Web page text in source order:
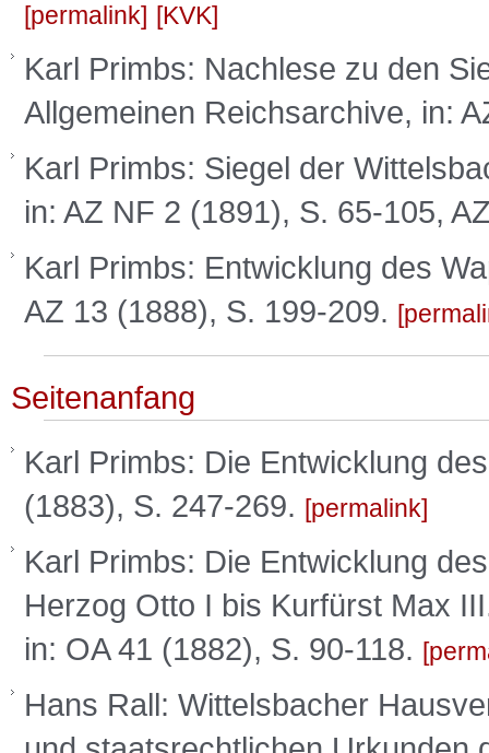
permalink KVK
Karl Primbs: Nachlese zu den
Allgemeinen Reichsarchive, in:
Karl Primbs: Siegel der
in: AZ NF 2 (1891), S. 65-105,
Karl Primbs: Entwicklung des
AZ 13 (1888), S. 199-209.
Seitenanfang
Karl Primbs: Die Entwicklung
(1883), S. 247-269.
permalink
Karl Primbs: Die Entwicklung
Herzog Otto I bis Kurfürst Max
in: OA 41 (1882), S. 90-118.
Hans Rall: Wittelsbacher